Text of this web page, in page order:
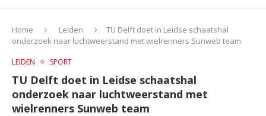
Home Leiden
TU Delft doet in Leidse schaatshal
onderzoek naar luchtweerstand met wielrenners Sunweb team
LEIDEN SPORT
TU Delft doet in Leidse schaatshal
onderzoek naar luchtweerstand met
wielrenners Sunweb team